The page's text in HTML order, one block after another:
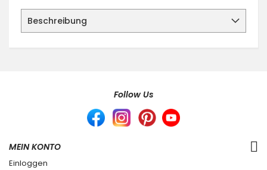
Beschreibung
Follow Us
MEIN KONTO
Einloggen